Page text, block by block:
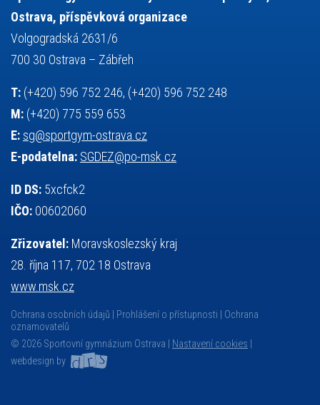
volejbal
vybavení vysvědčení vzpírání
výuka všesportovní výcvikový kurz
základy společenských věd
Ostrava, příspěvková organizace
Volgogradská 2631/6
700 30 Ostrava – Zábřeh
T: (+420) 596 752 246, (+420) 596 752 248
M: (+420) 775 559 653
E: sg@sportgym-ostrava.cz
E-podatelna: SGDEZ@po-msk.cz
ID DS: 5xcfck2
IČO: 00602060
Zřizovatel: Moravskoslezský kraj
28. října 117, 702 18 Ostrava
www.msk.cz
Ochrana osobních údajů Prohlášení o přístupnosti
Ochrana
oznamovatelů
© 2026 Sportovní gymnázium Ostrava |
Nastavení cookies
webdesign by